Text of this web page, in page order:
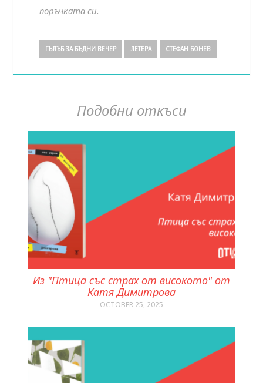
поръчката си.
ГЪЛЪБ ЗА БЪДНИ ВЕЧЕР ЛЕТЕРА СТЕФАН БОНЕВ
Подобни откъси
Из "Птица със страх от високото" от
Катя Димитрова
OCTOBER 25, 2025